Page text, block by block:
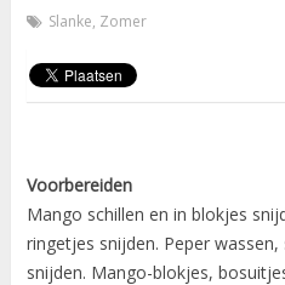
Slanke, Zomer
Voorbereiden
Mango schillen en in blokjes
ringetjes snijden. Peper
snijden. Mango-blokjes,